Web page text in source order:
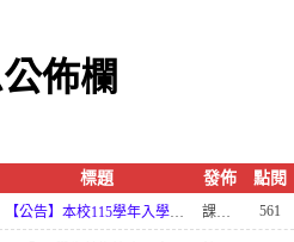
佈欄
標題 發佈 點閱
【公告】本校115學年入學實驗班甄選及創客學程錄取名單 (0803更新) 課務組長 561